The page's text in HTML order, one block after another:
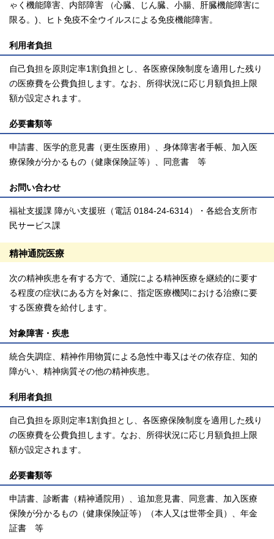
ゃく機能障害、内部障害 （心臓、じん臓、小腸、肝臓機能障害に
限る。)、ヒト免疫不全ウイルスによる免疫機能障害。
利用者負担
自己負担を原則定率1割負担とし、各医療保険制度を適用した残り
の医療費を公費負担します。なお、所得状況に応じ月額負担上限
額が設定されます。
必要書類等
申請書、医学的意見書（更生医療用）、身体障害者手帳、加入医
療保険が分かるもの（健康保険証等）、同意書 等
お問い合わせ
福祉支援課 障がい支援班（電話 0184-24-6314）・各総合支所市
民サービス課
精神通院医療
次の精神疾患を有する方で、通院による精神医療を継続的に要す
る程度の症状にある方を対象に、指定医療機関における治療に要
する医療費を給付します。
対象障害・疾患
統合失調症、精神作用物質による急性中毒又はその依存症、知的
障がい、精神病質その他の精神疾患。
利用者負担
自己負担を原則定率1割負担とし、各医療保険制度を適用した残り
の医療費を公費負担します。なお、所得状況に応じ月額負担上限
額が設定されます。
必要書類等
申請書、診断書（精神通院用）、追加意見書、同意書、加入医療
保険が分かるもの（健康保険証等）（本人又は世帯全員）、年金
証書 等